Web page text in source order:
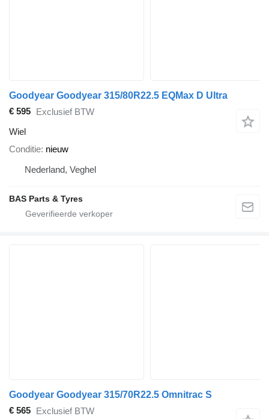
Goodyear Goodyear 315/80R22.5 EQMax D Ultra
€ 595 Exclusief BTW
Wiel
Conditie nieuw
Nederland, Veghel
BAS Parts & Tyres
Goodyear Goodyear 315/70R22.5 Omnitrac S
€ 565 Exclusief BTW